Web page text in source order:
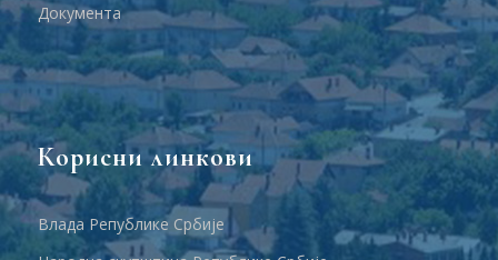
Документа
Корисни линкови
Влада Републике Србије